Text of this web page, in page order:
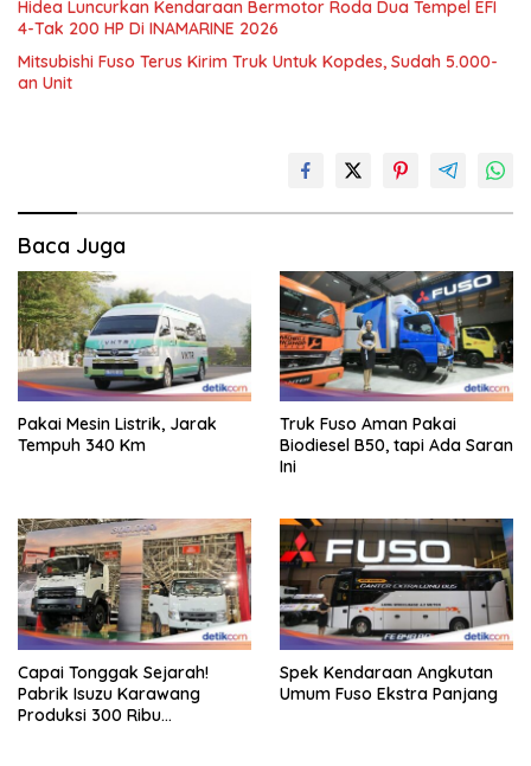
Hidea Luncurkan Kendaraan Bermotor Roda Dua Tempel EFI
4-Tak 200 HP Di INAMARINE 2026
Mitsubishi Fuso Terus Kirim Truk Untuk Kopdes, Sudah 5.000-
an Unit
Baca Juga
Pakai Mesin Listrik, Jarak
Tempuh 340 Km
Truk Fuso Aman Pakai
Biodiesel B50, tapi Ada Saran
Ini
Capai Tonggak Sejarah!
Pabrik Isuzu Karawang
Produksi 300 Ribu
Spek Kendaraan Angkutan
Umum Fuso Ekstra Panjang